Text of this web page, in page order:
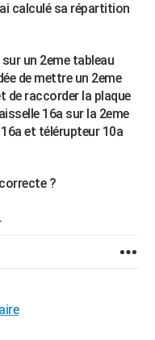
calculé sa répartition
un 2eme tableau
de mettre un 2eme
de raccorder la plaque
16a sur la 2eme
et télérupteur 10a
?